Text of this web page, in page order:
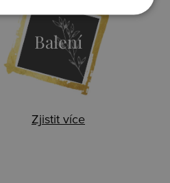
Balení
Zjistit více